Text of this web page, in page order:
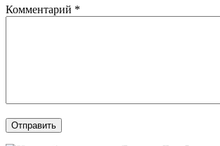
Комментарий *
Отправить